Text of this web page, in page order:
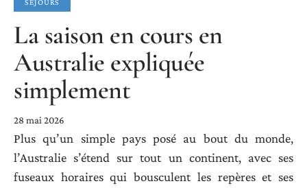
SÉJOURS
La saison en cours en
Australie expliquée
simplement
28 mai 2026
Plus qu’un simple pays posé au bout du monde,
l’Australie s’étend sur tout un continent, avec ses
fuseaux horaires qui bousculent les repères et ses